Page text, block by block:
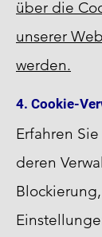
über die
unserer
werden.
4. Cookie-
Erfahren
deren